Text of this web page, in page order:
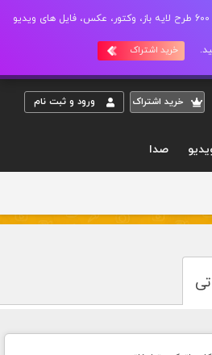
با خرید اشتراک ماهیانه تا 600 طرح لایه باز، وکتور، عکس، فایل های ویدیو
خرید اشتراک
خريد اشتراک ورود و ثبت نام
صدا